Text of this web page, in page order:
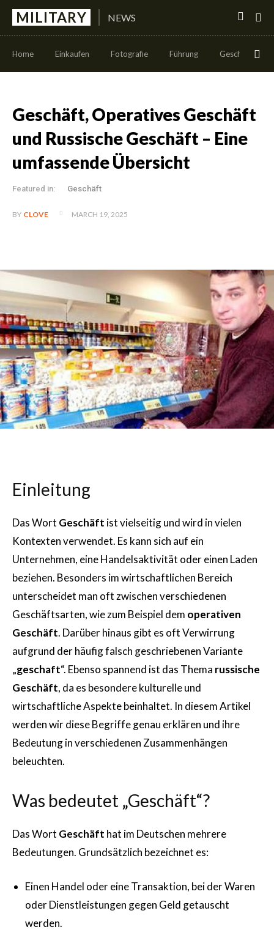
MILITARY NEWS
Home Einkaufen Fotografie Führung Geschäft
Geschäft, Operatives Geschäft
und Russische Geschäft – Eine
umfassende Übersicht
Featured in: Geschäft
BY CLOVE MARCH 19, 2025
Einleitung
Das Wort Geschäft ist vielseitig und wird in vielen
Kontexten verwendet. Es kann sich auf ein
Unternehmen, eine Handelsaktivität oder einen Laden
beziehen. Besonders im wirtschaftlichen Bereich
unterscheidet man oft zwischen verschiedenen
Geschäftsarten, wie zum Beispiel dem operativen
Geschäft. Darüber hinaus gibt es oft Verwirrung
aufgrund der häufig falsch geschriebenen Variante
„geschaft“. Ebenso spannend ist das Thema russische
Geschäft, da es besondere kulturelle und
wirtschaftliche Aspekte beinhaltet. In diesem Artikel
werden wir diese Begriffe genau erklären und ihre
Bedeutung in verschiedenen Zusammenhängen
beleuchten.
Was bedeutet „Geschäft“?
Das Wort Geschäft hat im Deutschen mehrere
Bedeutungen. Grundsätzlich bezeichnet es:
Einen Handel oder eine Transaktion, bei der Waren
oder Dienstleistungen gegen Geld getauscht
werden.